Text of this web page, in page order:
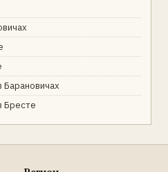
Барановичах
Бресте